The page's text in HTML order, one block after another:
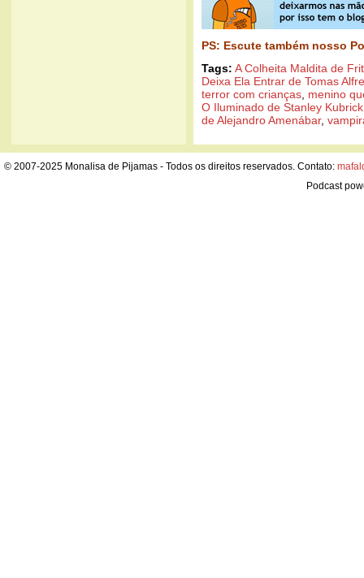
PS: Escute também nosso
Tags: A Colheita Maldita de
Deixa Ela Entrar de Tomas
terror com crianças menino
O Iluminado de Stanley Kubrick
de Alejandro Amenábar,
© 2007-2025 Monalisa de Pijamas - Todos os direitos reservados. Contato:
Podcast